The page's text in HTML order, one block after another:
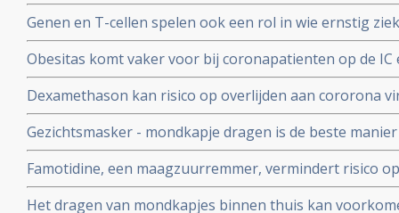
verbetert overleving, minder mechanische beademing
klachten van patienten met het cytokine-release-
COVID-19
Genen en T-cellen spelen ook een rol in wie ernstig
minder ziek blijkt uit verschillende nieuwe studies
Obesitas komt vaker voor bij coronapatienten op de
met de algehele bevolking in Frankrijk. Ook elders is
te krijgen
Dexamethason kan risico op overlijden aan cororona
wanneer patienten eenmaal aan de beademing liggen.
Gezichtsmasker - mondkapje dragen is de beste
coronavirus - Covid-19 te verminderen. Blijkt uit grote
Famotidine, een maagzuurremmer, vermindert risico
COVID-19, en voorkomt dat er mechanisch beademd
onder 1000 coronapatienten
Het dragen van mondkapjes binnen thuis kan